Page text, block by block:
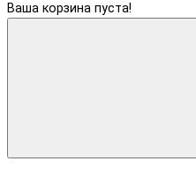
Ваша корзина пуста!